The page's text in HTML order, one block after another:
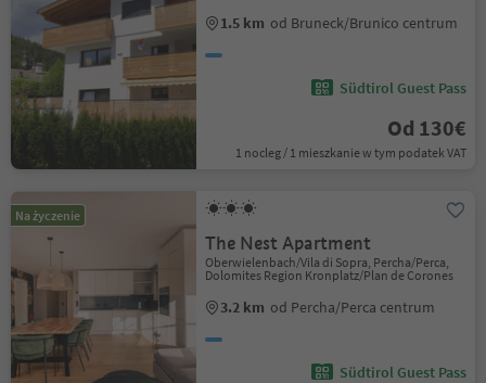
1.5 km od Bruneck/Brunico centrum
Südtirol Guest Pass
Od 130€
1 nocleg / 1 mieszkanie w tym podatek VAT
Na życzenie
The Nest Apartment
Oberwielenbach/Vila di Sopra, Percha/Perca,
Dolomites Region Kronplatz/Plan de Corones
3.2 km od Percha/Perca centrum
Südtirol Guest Pass